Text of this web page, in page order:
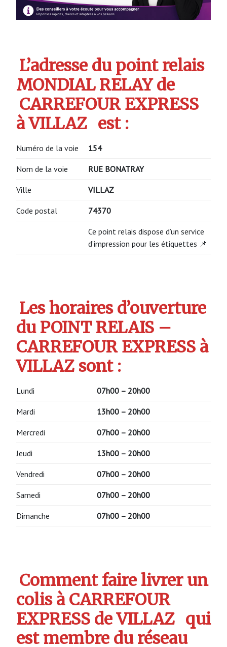
L’adresse du point relais
MONDIAL RELAY de
CARREFOUR EXPRESS
à VILLAZ est :
Numéro de la voie 154
Nom de la voie RUE BONATRAY
Ville VILLAZ
Code postal 74370
Ce point relais dispose d’un service
d’impression pour les étiquettes 📌
Les horaires d’ouverture
du POINT RELAIS –
CARREFOUR EXPRESS à
VILLAZ sont :
Lundi 07h00 – 20h00
Mardi 13h00 – 20h00
Mercredi 07h00 – 20h00
Jeudi 13h00 – 20h00
Vendredi 07h00 – 20h00
Samedi 07h00 – 20h00
Dimanche 07h00 – 20h00
Comment faire livrer un
colis à CARREFOUR
EXPRESS de VILLAZ qui
est membre du réseau